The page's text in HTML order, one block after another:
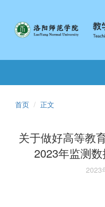
首页 正文
关于做好高等教
2023年监测
2023